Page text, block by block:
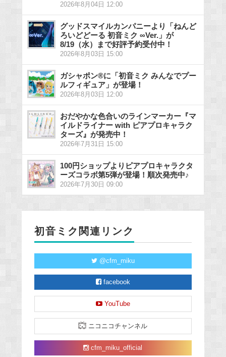
2026年8月04日 12:00
グッドスマイルカンパニーより「ねんど
ろいどどーる 初音ミク ∞Ver.」が
8/19（水）まで好評予約受付中！
2026年8月03日 15:00
ガシャポン®に「初音ミク みんなでプー
ルフィギュア」が登場！
2026年8月03日 12:00
おだやかな色合いのラインマーカー『マ
イルドライナー with ピアプロキャラク
ターズ』が発売中！
2026年7月31日 15:00
100円ショップよりピアプロキャラクタ
ーズコラボ第5弾が登場！順次発売中♪
2026年7月30日 09:00
初音ミク関連リンク
@cfm_miku
facebook
YouTube
ニコニコチャンネル
cfm_miku_official